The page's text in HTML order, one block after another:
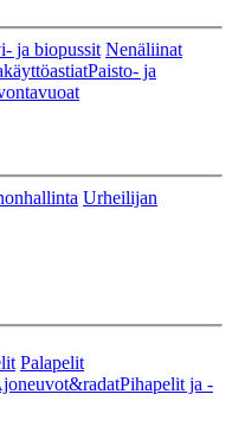
ja biopussit Nenäliinat
Paisto- ja
Urheilijan
Palapelit
Pihapelit ja -